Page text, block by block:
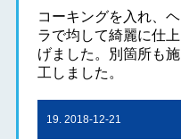
コーキングを入れ、ヘ
ラで均して綺麗に仕上
げました。別箇所も施
工しました。
19. 2018-12-21